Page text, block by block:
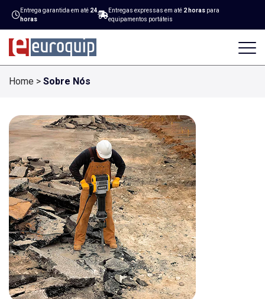
Entrega garantida em até 24
horas
Entregas expressas em até 2 horas para
equipamentos portáteis
Home > Sobre Nós